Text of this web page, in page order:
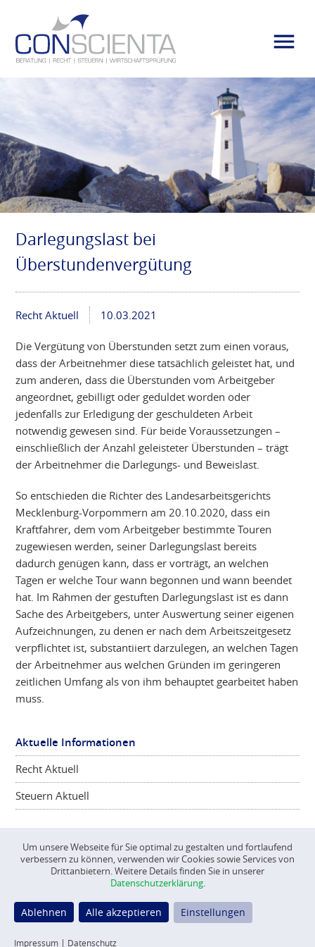
Darlegungslast bei
Überstundenvergütung
Recht Aktuell 10.03.2021
Die Vergütung von Überstunden setzt zum einen voraus,
dass der Arbeitnehmer diese tatsächlich geleistet hat, und
zum anderen, dass die Überstunden vom Arbeitgeber
angeordnet, gebilligt oder geduldet worden oder
jedenfalls zur Erledigung der geschuldeten Arbeit
notwendig gewesen sind. Für beide Voraussetzungen –
einschließlich der Anzahl geleisteter Überstunden – trägt
der Arbeitnehmer die Darlegungs- und Beweislast.
So entschieden die Richter des Landesarbeitsgerichts
Mecklenburg-Vorpommern am 20.10.2020, dass ein
Kraftfahrer, dem vom Arbeitgeber bestimmte Touren
zugewiesen werden, seiner Darlegungslast bereits
dadurch genügen kann, dass er vorträgt, an welchen
Tagen er welche Tour wann begonnen und wann beendet
hat. Im Rahmen der gestuften Darlegungslast ist es dann
Sache des Arbeitgebers, unter Auswertung seiner eigenen
Aufzeichnungen, zu denen er nach dem Arbeitszeitgesetz
verpflichtet ist, substantiiert darzulegen, an welchen Tagen
der Arbeitnehmer aus welchen Gründen im geringeren
zeitlichen Umfang als von ihm behauptet gearbeitet haben
muss.
Aktuelle Informationen
Recht Aktuell
Steuern Aktuell
CONSCIENTA© 2026
Datenschutz
Datenschutz Einstellungen
Um unsere Webseite für Sie optimal zu gestalten und fortlaufend
verbessern zu können, verwenden wir Cookies sowie Services von
Drittanbietern. Weitere Details finden Sie in unserer
Datenschutzerklärung.
Impressum | Datenschutz
Einstellungen
Ablehnen Alle akzeptieren